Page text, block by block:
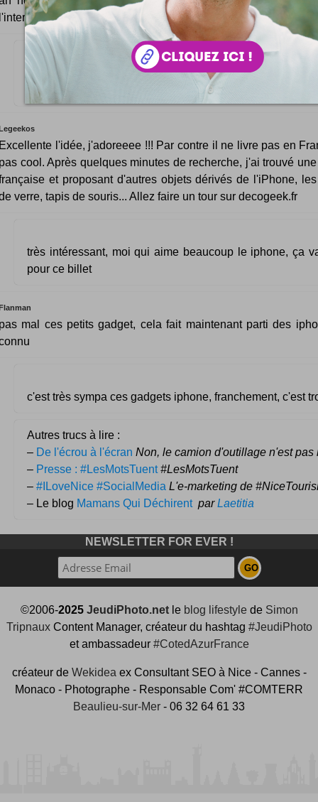
nous on les a en stock !
Excellent ca pour customiser mon vieux frigo, ca va lui
geek à moindre cout.
l'idée, j'adoreeee !!! Par contre il ne livre pas en
cool. Après quelques minutes de recherche, j'ai trouvé
et proposant d'autres objets dérivés de l'iPhone,
verre, tapis de souris... Allez faire un tour sur decogeek.fr
très intéressant, moi qui aime beaucoup le iphone, ça
pour ce billet
mal ces petits gadget, cela fait maintenant parti des
c'est très sympa ces gadgets iphone, franchement, c'est
Autres trucs à lire :
– De l'écrou à l'écran Non, le camion d'outillage n'est pas
– Presse : #LesMotsTuent #LesMotsTuent
– #ILoveNice #SocialMedia L'e-marketing de
– Le blog Mamans Qui Déchirent parLaetitia
NEWSLETTER FOR EVER !
©2006-2025 JeudiPhoto.netle blog lifestylede Simon
TripnauxContent Manager, créateur du hashtag #JeudiPhoto
et ambassadeur #CotedAzurFrance
créateur de Wekidea ex Consultant SEO à Nice - Cannes -
Monaco - Photographe - Responsable Com' #COMTERR
Beaulieu-sur-Mer - 06 32 64 61 33